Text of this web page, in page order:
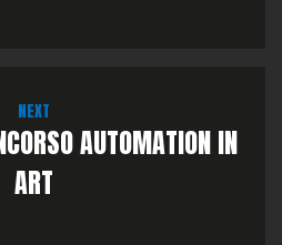
NEXT
AUTOMATION IN
ART